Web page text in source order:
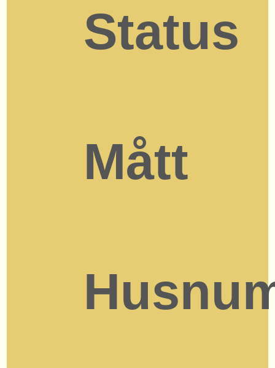
Status
Mått